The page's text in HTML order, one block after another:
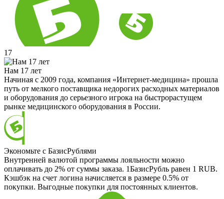
17
Нам 17 лет
Начиная с 2009 года, компания «Интернет-медицина» прошла
путь от мелкого поставщика недорогих расходных материалов
и оборудования до серьезного игрока на быстрорастущем
рынке медицинского оборудования в России.
Экономьте с БазисРублями
Внутренней валютой программы лояльности можно
оплачивать до 2% от суммы заказа. 1БазисРубль равен 1 RUB.
Кэшбэк на счет логина начисляется в размере 0.5% от
покупки. Выгодные покупки для постоянных клиентов.